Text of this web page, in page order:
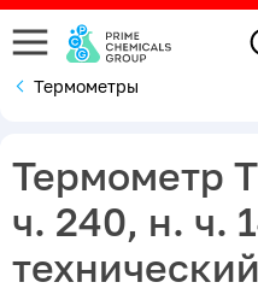
Термометры
Термометр
ч. 240, н. ч.